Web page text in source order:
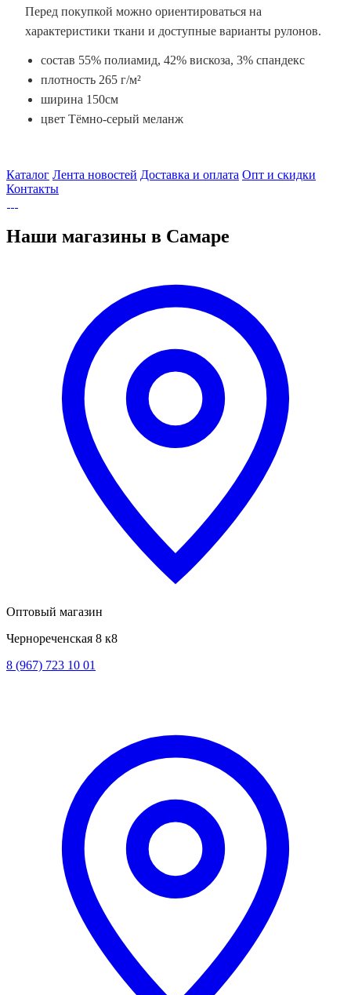
Перед покупкой можно ориентироваться на
характеристики ткани и доступные варианты рулонов.
состав 55% полиамид, 42% вискоза, 3% спандекс
плотность 265 г/м²
ширина 150см
цвет Тёмно-серый меланж
Каталог Лента новостей Доставка и оплата Опт и скидки
Контакты
Наши магазины в Самаре
Оптовый магазин
Чернореченская 8 к8
8 (967) 723 10 01